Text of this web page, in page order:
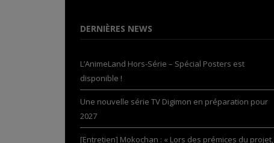
DERNIÈRES NEWS
L’AnimeLand Hors-Série – Spécial Posters est
disponible !
Une nouvelle série TV Digimon en préparation pour
2027
[Entretien] Mokochan : « Lors des prémices du projet,